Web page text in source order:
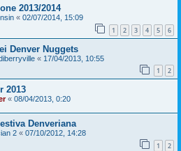
2013/2014
« 02/07/2014, 15:09
1 2 3 4 5 6
Denver Nuggets
« 17/04/2013, 10:55
1 2
2013
« 08/04/2013, 0:20
Denveriana
2 « 07/10/2012, 14:28
1 2